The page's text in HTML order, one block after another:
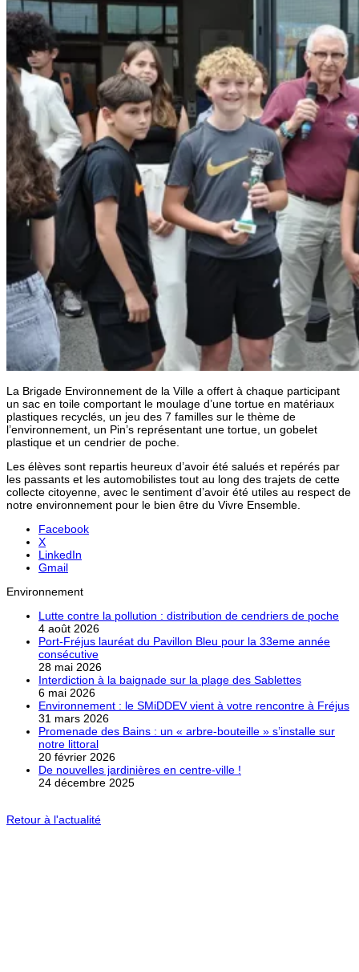
La Brigade Environnement de la Ville a offert à chaque participant
un sac en toile comportant le moulage d’une tortue en matériaux
plastiques recyclés, un jeu des 7 familles sur le thème de
l’environnement, un Pin’s représentant une tortue, un gobelet
plastique et un cendrier de poche.
Les élèves sont repartis heureux d’avoir été salués et repérés par
les passants et les automobilistes tout au long des trajets de cette
collecte citoyenne, avec le sentiment d’avoir été utiles au respect de
notre environnement pour le bien être du Vivre Ensemble.
Facebook
X
LinkedIn
Gmail
Environnement
Lutte contre la pollution : distribution de cendriers de poche
4 août 2026
Port-Fréjus lauréat du Pavillon Bleu pour la 33eme année
consécutive
28 mai 2026
Interdiction à la baignade sur la plage des Sablettes
6 mai 2026
Environnement : le SMiDDEV vient à votre rencontre à Fréjus
31 mars 2026
Promenade des Bains : un « arbre-bouteille » s’installe sur
notre littoral
20 février 2026
De nouvelles jardinières en centre-ville !
24 décembre 2025
Retour à l'actualité